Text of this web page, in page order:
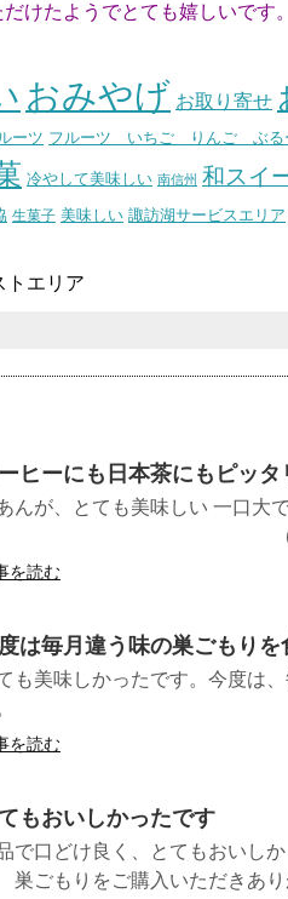
たようでとても嬉しいです。
おみやげ お取り寄せ
ーツ フルーツ いちご りんご ぶる
冷やして美味しい 南信州 和スイ
生菓子 美味しい 諏訪湖サービスエリア
トエリア
ヒーにも日本茶にもピッタ
んが、とても美味しい 一口大
神奈川県
を読む
は毎月違う味の巣ごもりを
も美味しかったです。今度は
。 （千
を読む
もおいしかったです
品で口どけ良く、と
ごもりをご購入いただきあり